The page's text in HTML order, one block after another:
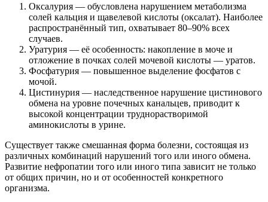
Оксалурия — обусловлена нарушением метаболизма
солей кальция и щавелевой кислоты (оксалат). Наиболее
распространённый тип, охватывает 80–90% всех
случаев.
Уратурия — её особенность: накопление в моче и
отложение в почках солей мочевой кислоты — уратов.
Фосфатурия — повышенное выделение фосфатов с
мочой.
Цистинурия — наследственное нарушение цистинового
обмена на уровне почечных канальцев, приводит к
высокой концентрации труднорастворимой
аминокислоты в урине.
Существует также смешанная форма болезни, состоящая из
различных комбинаций нарушений того или иного обмена.
Развитие нефропатии того или иного типа зависит не только
от общих причин, но и от особенностей конкретного
организма.